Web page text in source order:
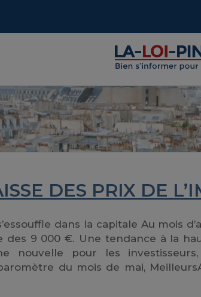
DES PRIX DE
dans la capitale Au mois
des 9 000 €. Une tendance à la
nouvelle pour les
du mois de mai,